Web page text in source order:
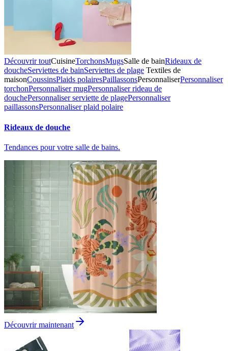
Découvrir toutCuisineTorchonsMugsSalle de bainRideaux de
doucheServiettes de bainServiettes de plage Textiles de
maisonCoussinsPlaids polairesPaillassonsPersonnaliserPersonnaliser
torchonPersonnaliser mugPersonnaliser rideau de
douchePersonnaliser serviette de plagePersonnaliser
paillassonsPersonnaliser plaid polaire
Rideaux de douche
Tendances pour votre salle de bains.
Découvrir maintenant